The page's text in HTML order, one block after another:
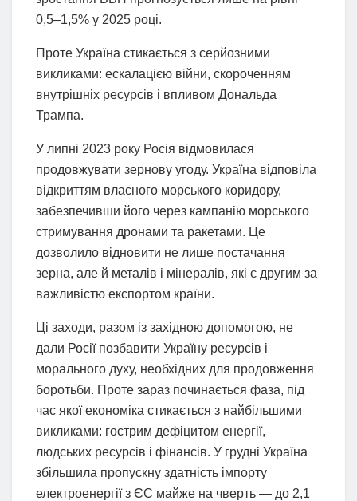
0,5–1,5% у 2025 році.
Проте Україна стикається з серйозними
викликами: ескалацією війни, скороченням
внутрішніх ресурсів і впливом Дональда
Трампа.
У липні 2023 року Росія відмовилася
продовжувати зернову угоду. Україна відповіла
відкриттям власного морського коридору,
забезпечивши його через кампанію морського
стримування дронами та ракетами. Це
дозволило відновити не лише постачання
зерна, але й металів і мінералів, які є другим за
важливістю експортом країни.
Ці заходи, разом із західною допомогою, не
дали Росії позбавити Україну ресурсів і
морального духу, необхідних для продовження
боротьби. Проте зараз починається фаза, під
час якої економіка стикається з найбільшими
викликами: гострим дефіцитом енергії,
людських ресурсів і фінансів. У грудні Україна
збільшила пропускну здатність імпорту
електроенергії з ЄС майже на чверть — до 2,1